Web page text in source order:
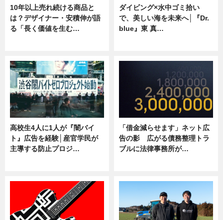
10年以上売れ続ける商品と
は？デザイナー・安積伸が語
る「長く価値を生む…
ダイビング×水中ゴミ拾い
で、美しい海を未来へ│『Dr.
blue』東 真…
高校生4人に1人が『闇バイ
ト』広告を経験│産官学民が
主導する防止プロジ…
「借金減らせます」ネット広
告の影 広がる債務整理トラ
ブルに法律事務所が…